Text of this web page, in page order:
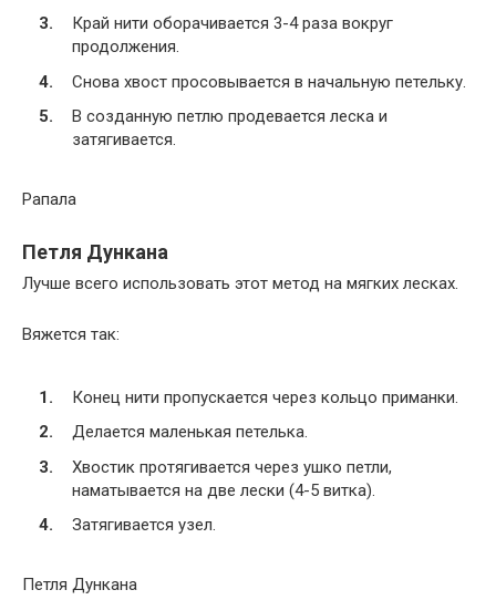
Край нити оборачивается 3-4 раза вокруг
продолжения.
Снова хвост просовывается в начальную петельку.
В созданную петлю продевается леска и
затягивается.
Рапала
Петля Дункана
Лучше всего использовать этот метод на мягких лесках.
Вяжется так:
Конец нити пропускается через кольцо приманки.
Делается маленькая петелька.
Хвостик протягивается через ушко петли,
наматывается на две лески (4-5 витка).
Затягивается узел.
Петля Дункана